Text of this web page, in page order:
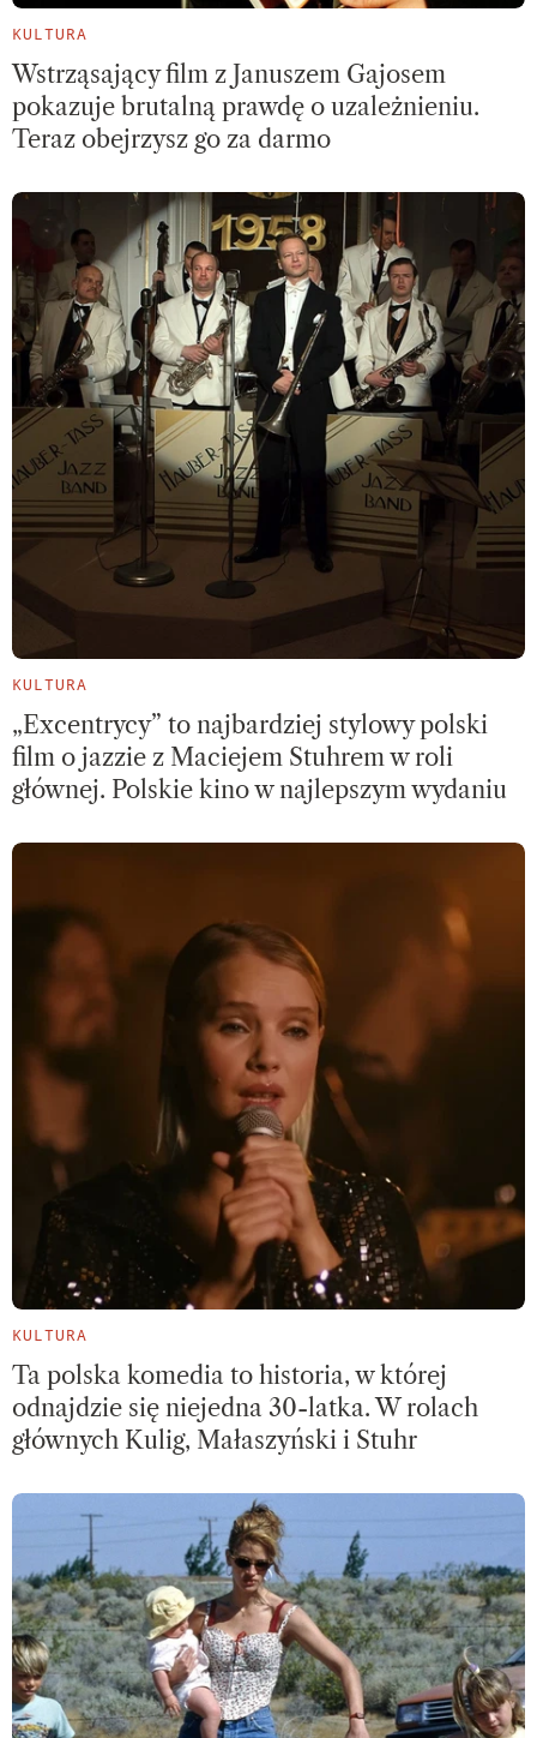
KULTURA
Wstrząsający film z Januszem Gajosem
pokazuje brutalną prawdę o uzależnieniu.
Teraz obejrzysz go za darmo
KULTURA
„Excentrycy” to najbardziej stylowy polski
film o jazzie z Maciejem Stuhrem w roli
głównej. Polskie kino w najlepszym wydaniu
KULTURA
Ta polska komedia to historia, w której
odnajdzie się niejedna 30-latka. W rolach
głównych Kulig, Małaszyński i Stuhr